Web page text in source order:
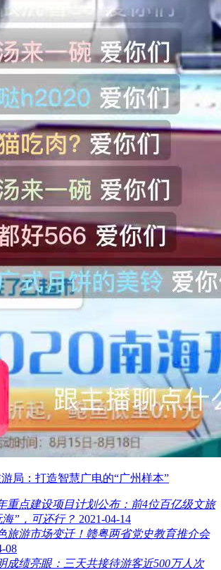
局：打造智慧广电的“广州样本”
重点建设项目计划公布：前4位百亿级文旅
”，可还行？ 2021-04-14
旅游市场变迁！赣粤两省党史教育推介会
08
成绩亮眼：三天共接待游客近500万人次